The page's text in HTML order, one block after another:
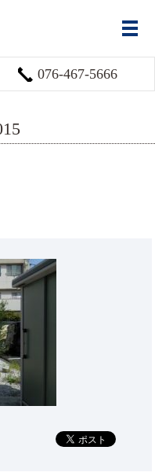
076-467-5666
メ